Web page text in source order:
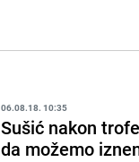
06.08.18. 10:35
Sušić nakon
da možemo